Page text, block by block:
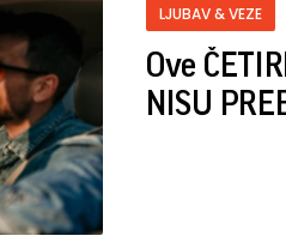
LJUBAV & VEZE
Ove
NISU